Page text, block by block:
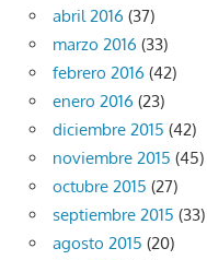
abril 2016 (37)
marzo 2016 (33)
febrero 2016 (42)
enero 2016 (23)
diciembre 2015 (42)
noviembre 2015 (45)
octubre 2015 (27)
septiembre 2015 (33)
agosto 2015 (20)